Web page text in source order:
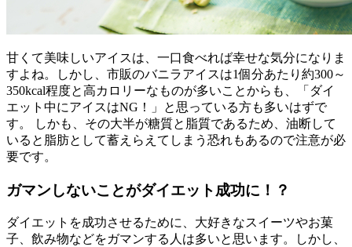
甘くて美味しいアイスは、一口食べれば幸せな気分になりま
すよね。しかし、市販のバニラアイスは1個分あたり約300～
350kcal程度と高カロリーなものが多いことからも、「ダイ
エット中にアイスはNG！」と思っている方も多いはずで
す。 しかも、その大半が糖質と脂質であるため、油断して
いると脂肪として蓄えらえてしまう恐れもあるので注意が必
要です。
ガマンしないことがダイエット成功に！？
ダイエットを成功させるために、大好きなスイーツやお菓
子、飲み物などをガマンする人は多いと思います。しかし、